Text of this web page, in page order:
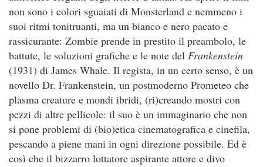
non sono i colori sguaiati di Monsterland e nemmeno i
suoi ritmi tonitruanti, ma un bianco e nero pacato e
rassicurante: Zombie prende in prestito il preambolo, le
battute, le soluzioni grafiche e le note del Frankenstein
(1931) di James Whale. Il regista, in un certo senso, è un
novello Dr. Frankenstein, un postmoderno Prometeo che
plasma creature e mondi ibridi, (ri)creando mostri con
pezzi di altre pellicole: il suo è un immaginario che non
si pone problemi di (bio)etica cinematografica e cinefila,
pescando a piene mani in ogni direzione possibile. Ed è
così che il bizzarro lottatore aspirante attore e divo